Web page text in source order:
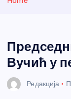
Вучић у
Редакција